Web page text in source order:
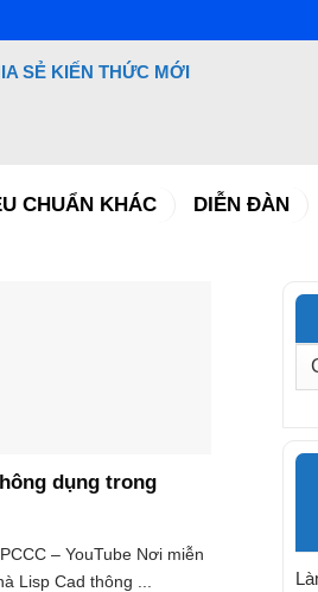
SẺ KIẾN THỨC MỚI
CHUẨN KHÁC DIỄN ĐÀN
dụng trong
– YouTube Nơi miễn
Lisp Cad thông ...